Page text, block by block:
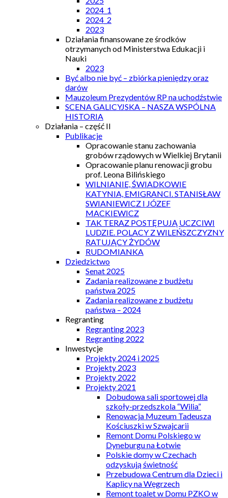
2024_1
2024_2
2023
Działania finansowane ze środków
otrzymanych od Ministerstwa Edukacji i
Nauki
2023
Być albo nie być – zbiórka pieniędzy oraz
darów
Mauzoleum Prezydentów RP na uchodźstwie
SCENA GALICYJSKA – NASZA WSPÓLNA
HISTORIA
Działania – część II
Publikacje
Opracowanie stanu zachowania
grobów rządowych w Wielkiej Brytanii
Opracowanie planu renowacji grobu
prof. Leona Bilińskiego
WILNIANIE, ŚWIADKOWIE
KATYNIA, EMIGRANCI. STANISŁAW
SWIANIEWICZ I JÓZEF
MACKIEWICZ
TAK TERAZ POSTĘPUJĄ UCZCIWI
LUDZIE. POLACY Z WILEŃSZCZYZNY
RATUJĄCY ŻYDÓW
RUDOMIANKA
Dziedzictwo
Senat 2025
Zadania realizowane z budżetu
państwa 2025
Zadania realizowane z budżetu
państwa – 2024
Regranting
Regranting 2023
Regranting 2022
Inwestycje
Projekty 2024 i 2025
Projekty 2023
Projekty 2022
Projekty 2021
Dobudowa sali sportowej dla
szkoły-przedszkola “Wilia”
Renowacja Muzeum Tadeusza
Kościuszki w Szwajcarii
Remont Domu Polskiego w
Dyneburgu na Łotwie
Polskie domy w Czechach
odzyskują świetność
Przebudowa Centrum dla Dzieci i
Kaplicy na Węgrzech
Remont toalet w Domu PZKO w